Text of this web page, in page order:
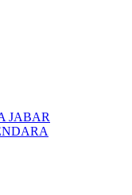
JABAR